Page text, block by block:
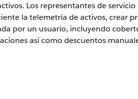
Los representantes de
la telemetría de activos, crear
por un usuario, incluyendo
así como descuentos